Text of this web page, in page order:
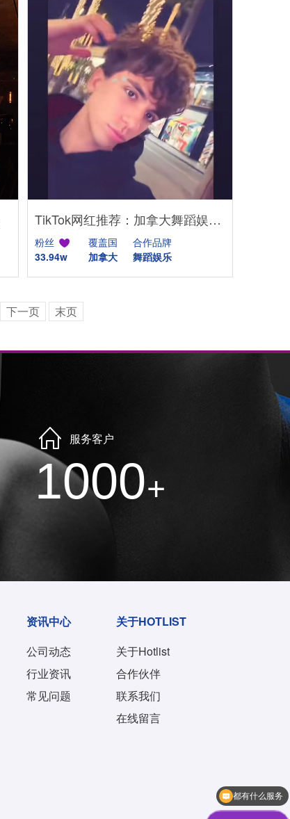
TikTok网红推荐：加拿大舞蹈娱乐kol达人
粉丝
33.94w
覆盖国
加拿大
合作品牌
舞蹈娱乐
下一页 末页
服务客户
1000+
资讯中心
公司动态
行业资讯
常见问题
关于HOTLIST
关于Hotlist
合作伙伴
联系我们
在线留言
人工客服